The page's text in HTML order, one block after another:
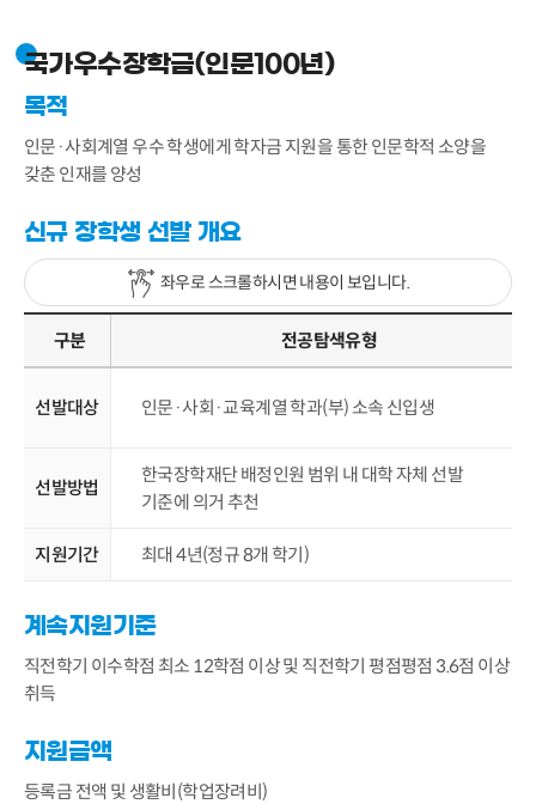
국가우수장학금(인문100년)
목적
인문·사회계열 우수 학생에게 학자금 지원을 통한 인문학적 소양을
갖춘 인재를 양성
신규 장학생 선발 개요
좌우로 스크롤하시면 내용이 보입니다.
구분 전공탐색유형
선발대상 인문·사회·교육계열 학과(부) 소속 신입생
선발방법
한국장학재단 배정인원 범위 내 대학 자체 선발
기준에 의거 추천
지원기간 최대 4년(정규 8개 학기)
계속지원기준
직전학기 이수학점 최소 12학점 이상 및 직전학기 평점평점 3.6점 이상
취득
지원금액
등록금 전액 및 생활비(학업장려비)